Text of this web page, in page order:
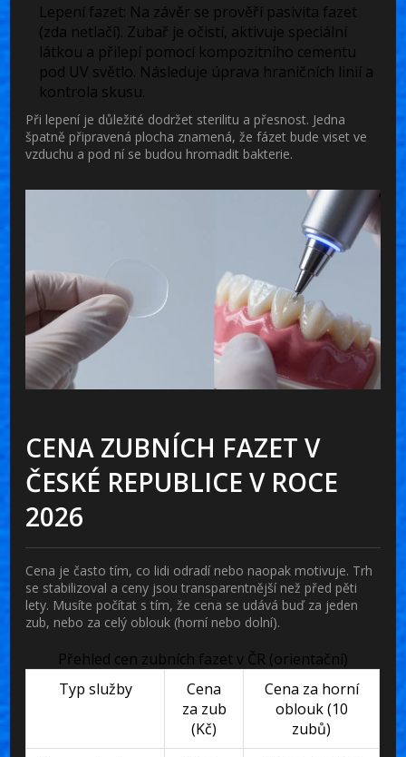
Lepení fazet: Na závěr se prověří pasivita fazet
(zda netlačí). Zubař je očistí, aktivuje speciální
látkou a přilepí pomocí kompozitního cementu
pod UV světlo. Následuje úprava hraničních linií a
kontrola skusu.
Při lepení je důležité dodržet sterilitu a přesnost. Jedna
špatně připravená plocha znamená, že fázet bude viset ve
vzduchu a pod ní se budou hromadit bakterie.
CENA ZUBNÍCH FAZET V
ČESKÉ REPUBLICE V ROCE
2026
Cena je často tím, co lidi odradí nebo naopak motivuje. Trh
se stabilizoval a ceny jsou transparentnější než před pěti
lety. Musíte počítat s tím, že cena se udává buď za jeden
zub, nebo za celý oblouk (horní nebo dolní).
Přehled cen zubních fazet v ČR (orientační)
Typ služby
Cena
za zub
(Kč)
Cena za horní
oblouk (10
zubů)